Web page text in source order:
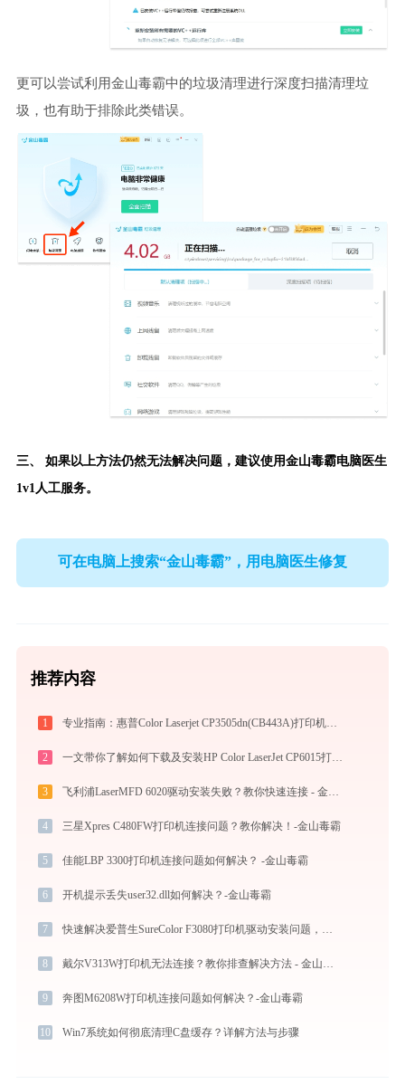
更可以尝试利用金山毒霸中的垃圾清理进行深度扫描清理垃
圾，也有助于排除此类错误。
三、 如果以上方法仍然无法解决问题，建议使用金山毒霸电脑医生
1v1人工服务。
可在电脑上搜索“金山毒霸”，用电脑医生修复
推荐内容
1 专业指南：惠普Color Laserjet CP3505dn(CB443A)打印机驱动的下载与安装步骤详解
2 一文带你了解如何下载及安装HP Color LaserJet CP6015打印机驱动
3 飞利浦LaserMFD 6020驱动安装失败？教你快速连接 - 金山毒霸
4 三星Xpres C480FW打印机连接问题？教你解决！-金山毒霸
5 佳能LBP 3300打印机连接问题如何解决？ -金山毒霸
6 开机提示丢失user32.dll如何解决？-金山毒霸
7
8
9 奔图M6208W打印机连接问题如何解决？-金山毒霸
10 Win7系统如何彻底清理C盘缓存？详解方法与步骤